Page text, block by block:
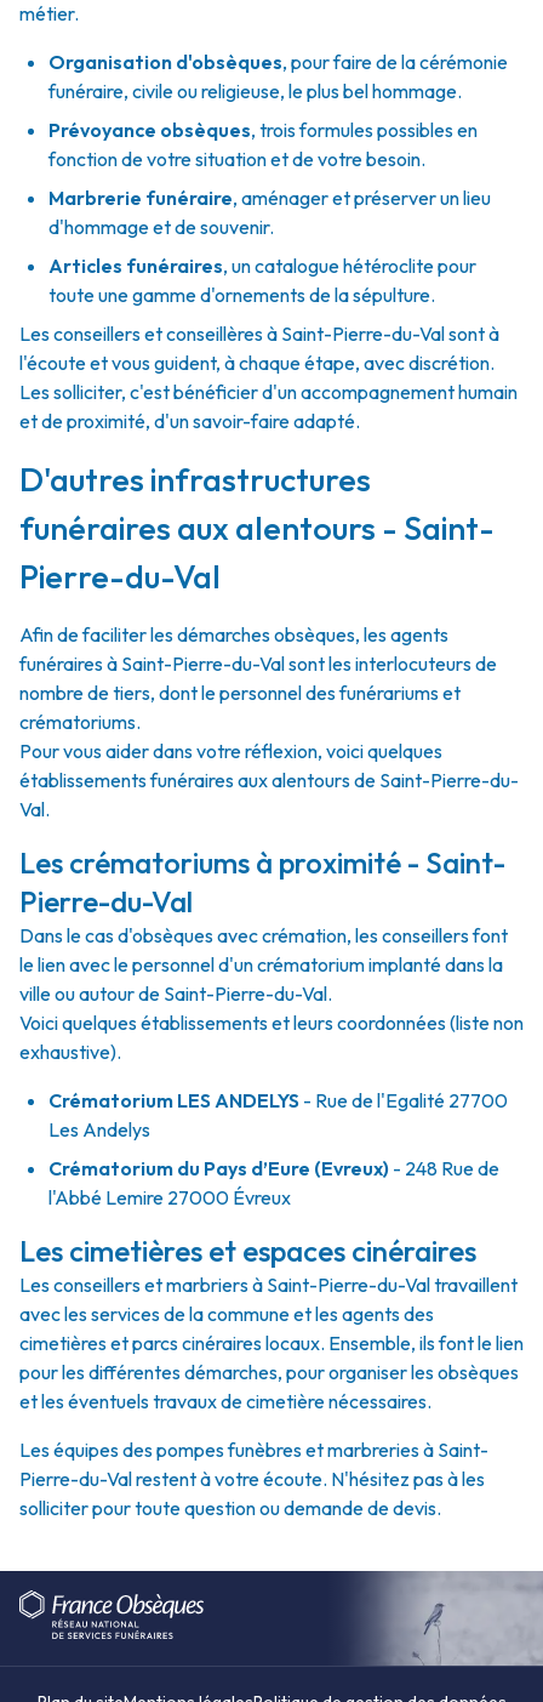
métier.
Organisation d'obsèques, pour faire de la cérémonie
funéraire, civile ou religieuse, le plus bel hommage.
Prévoyance obsèques, trois formules possibles en
fonction de votre situation et de votre besoin.
Marbrerie funéraire, aménager et préserver un lieu
d'hommage et de souvenir.
Articles funéraires, un catalogue hétéroclite pour
toute une gamme d'ornements de la sépulture.
Les conseillers et conseillères à Saint-Pierre-du-Val sont à
l'écoute et vous guident, à chaque étape, avec discrétion.
Les solliciter, c'est bénéficier d'un accompagnement humain
et de proximité, d'un savoir-faire adapté.
D'autres infrastructures
funéraires aux alentours - Saint-
Pierre-du-Val
Afin de faciliter les démarches obsèques, les agents
funéraires à Saint-Pierre-du-Val sont les interlocuteurs de
nombre de tiers, dont le personnel des funérariums et
crématoriums.
Pour vous aider dans votre réflexion, voici quelques
établissements funéraires aux alentours de Saint-Pierre-du-
Val.
Les crématoriums à proximité - Saint-
Pierre-du-Val
Dans le cas d'obsèques avec crémation, les conseillers font
le lien avec le personnel d'un crématorium implanté dans la
ville ou autour de Saint-Pierre-du-Val.
Voici quelques établissements et leurs coordonnées (liste non
exhaustive).
Crématorium LES ANDELYS - Rue de l'Egalité 27700
Les Andelys
Crématorium du Pays d’Eure (Evreux) - 248 Rue de
l'Abbé Lemire 27000 Évreux
Les cimetières et espaces cinéraires
Les conseillers et marbriers à Saint-Pierre-du-Val travaillent
avec les services de la commune et les agents des
cimetières et parcs cinéraires locaux. Ensemble, ils font le lien
pour les différentes démarches, pour organiser les obsèques
et les éventuels travaux de cimetière nécessaires.
Les équipes des pompes funèbres et marbreries à Saint-
Pierre-du-Val restent à votre écoute. N'hésitez pas à les
solliciter pour toute question ou demande de devis.